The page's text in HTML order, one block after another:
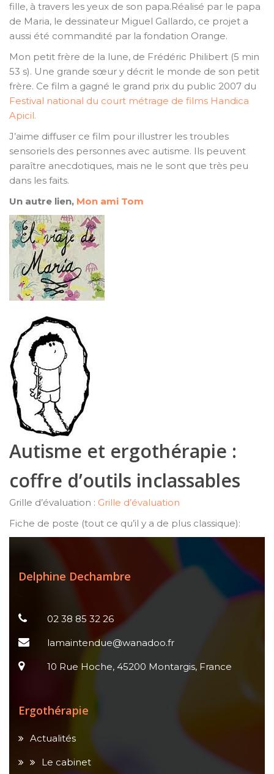
fille, à travers les yeux de son papa.Réalisé par le papa
de Maria, le dessinateur Miguel Gallardo, ce projet a
aussi été commandité par la fondation Orange.
Mon petit frère de la lune, de Frédéric Philibert (5 min
53 s). Une grande sœur y décrit le monde de son petit
frère. Ce film a gagné le grand prix du public 2007 du
Festival national du court métrage de films Handica
Apicil.
J’aime diffuser ce film pour illustrer les troubles
sensoriels des personnes avec autisme. Ils peuvent
paraître anecdotiques, mais ne le sont que très peu
dans les faits.
Un autre lien, Mon ami Tom
Autisme et ergothérapie :
coffre d’outils inclassables
Grille d’évaluation : Grille d’évaluation
Fiche de poste (tout ce qu’il y a de plus classique):
Delphine Dechambre
02 38 85 32 26
lamaintendue@wanadoo.fr
10 Rue Hoche, 45200 Montargis, France
Ergothérapie
Actualités
Le cabinet